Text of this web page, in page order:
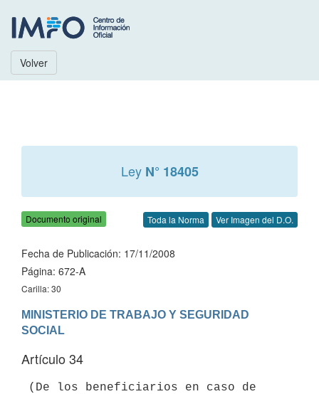
Volver
Ley N° 18405
Documento original Toda la Norma Ver Imagen del D.O.
Fecha de Publicación: 17/11/2008
Página: 672-A
Carilla: 30
MINISTERIO DE TRABAJO Y SEGURIDAD
Artículo 34